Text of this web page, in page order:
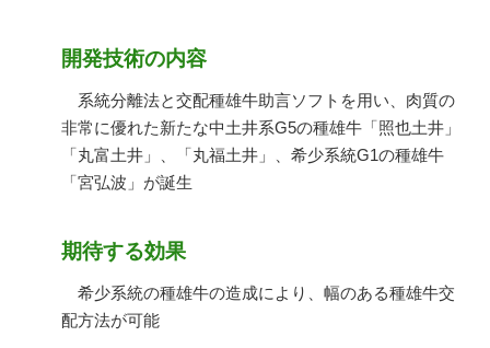
開発技術の内容
系統分離法と交配種雄牛助言ソフトを用い、肉質の
非常に優れた新たな中土井系G5の種雄牛「照也土井」
「丸富土井」、「丸福土井」、希少系統G1の種雄牛
「宮弘波」が誕生
期待する効果
希少系統の種雄牛の造成により、幅のある種雄牛交
配方法が可能